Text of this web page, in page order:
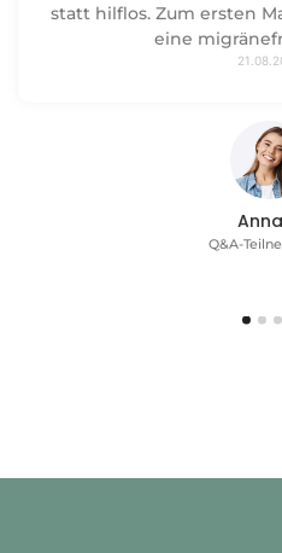
Q&A-
statt hilflos. Zum ersten
eine